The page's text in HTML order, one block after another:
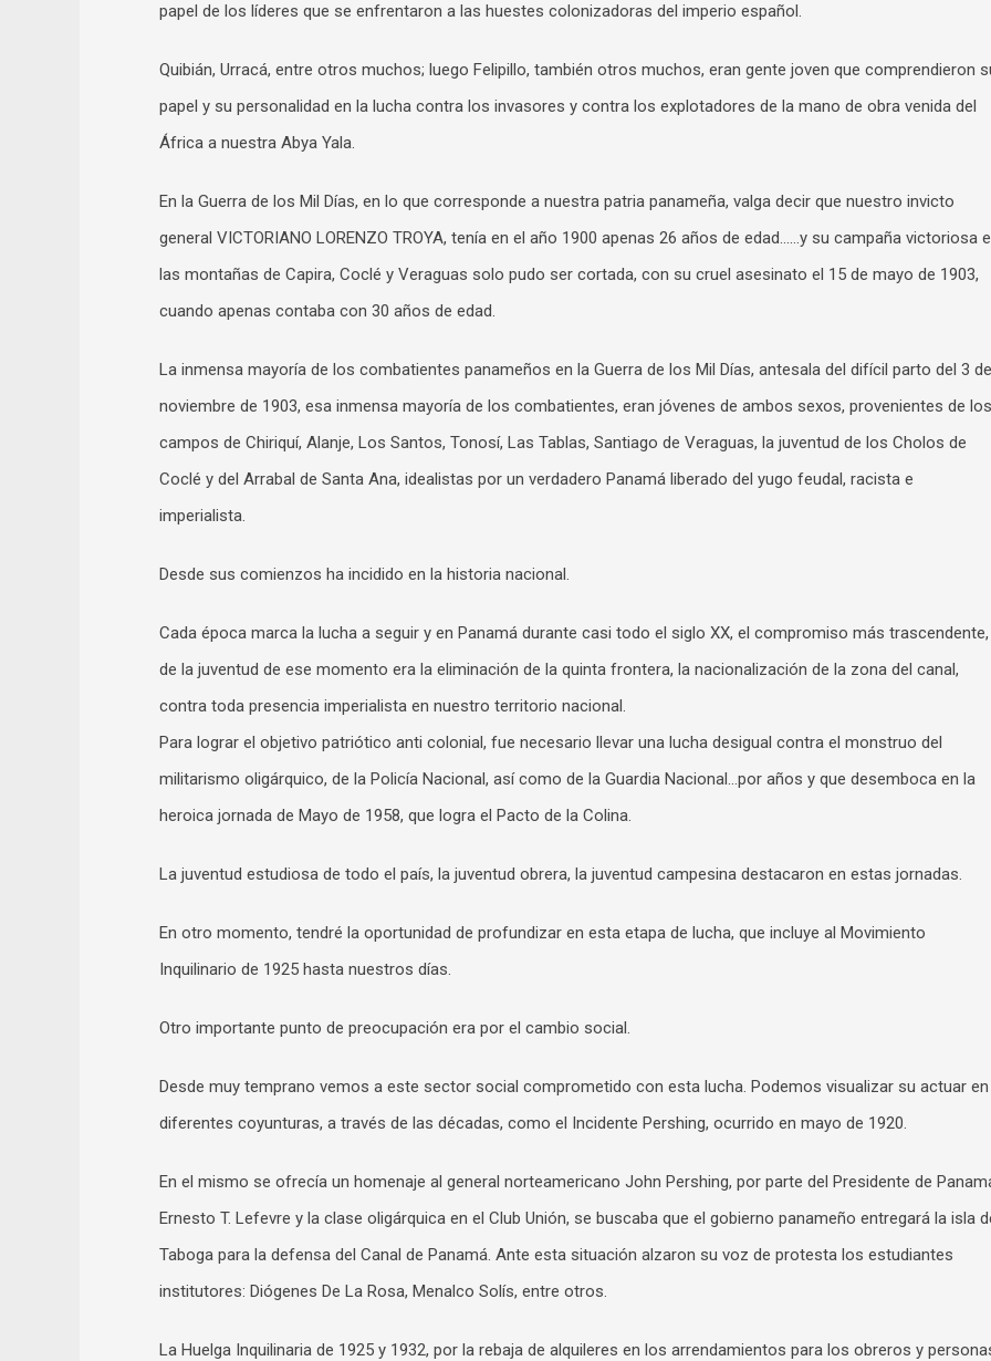
papel de los líderes que se enfrentaron a las huestes colonizadoras del imperio español.
Quibián, Urracá, entre otros muchos; luego Felipillo, también otros muchos, eran gente joven que comprendieron
papel y su personalidad en la lucha contra los invasores y contra los explotadores de la mano de obra venida del
África a nuestra Abya Yala.
En la Guerra de los Mil Días, en lo que corresponde a nuestra patria panameña, valga decir que nuestro invicto
general VICTORIANO LORENZO TROYA, tenía en el año 1900 apenas 26 años de edad……y su campaña victoriosa
las montañas de Capira, Coclé y Veraguas solo pudo ser cortada, con su cruel asesinato el 15 de mayo de 1903,
cuando apenas contaba con 30 años de edad.
La inmensa mayoría de los combatientes panameños en la Guerra de los Mil Días, antesala del difícil parto del 3 de
noviembre de 1903, esa inmensa mayoría de los combatientes, eran jóvenes de ambos sexos, provenientes de los
campos de Chiriquí, Alanje, Los Santos, Tonosí, Las Tablas, Santiago de Veraguas, la juventud de los Cholos de
Coclé y del Arrabal de Santa Ana, idealistas por un verdadero Panamá liberado del yugo feudal, racista e
imperialista.
Desde sus comienzos ha incidido en la historia nacional.
Cada época marca la lucha a seguir y en Panamá durante casi todo el siglo XX, el compromiso más trascendente,
de la juventud de ese momento era la eliminación de la quinta frontera, la nacionalización de la zona del canal,
contra toda presencia imperialista en nuestro territorio nacional.
Para lograr el objetivo patriótico anti colonial, fue necesario llevar una lucha desigual contra el monstruo del
militarismo oligárquico, de la Policía Nacional, así como de la Guardia Nacional…por años y que desemboca en la
heroica jornada de Mayo de 1958, que logra el Pacto de la Colina.
La juventud estudiosa de todo el país, la juventud obrera, la juventud campesina destacaron en estas jornadas.
En otro momento, tendré la oportunidad de profundizar en esta etapa de lucha, que incluye al Movimiento
Inquilinario de 1925 hasta nuestros días.
Otro importante punto de preocupación era por el cambio social.
Desde muy temprano vemos a este sector social comprometido con esta lucha. Podemos visualizar su actuar en
diferentes coyunturas, a través de las décadas, como el Incidente Pershing, ocurrido en mayo de 1920.
En el mismo se ofrecía un homenaje al general norteamericano John Pershing, por parte del Presidente de
Ernesto T. Lefevre y la clase oligárquica en el Club Unión, se buscaba que el gobierno panameño entregará la isla
Taboga para la defensa del Canal de Panamá. Ante esta situación alzaron su voz de protesta los estudiantes
institutores: Diógenes De La Rosa, Menalco Solís, entre otros.
La Huelga Inquilinaria de 1925 y 1932, por la rebaja de alquileres en los arrendamientos para los obreros y